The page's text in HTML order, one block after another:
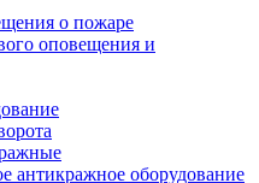
о пожаре
оповещения и
антикражное оборудование